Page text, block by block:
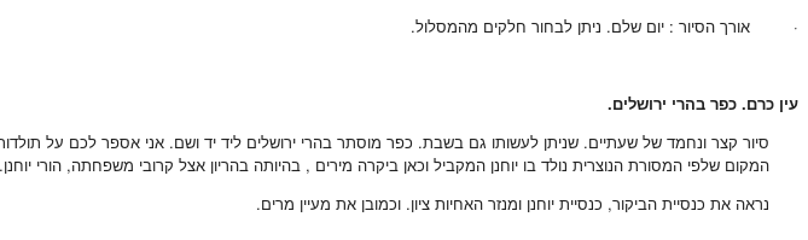
· אורך הסיור : יום שלם. ניתן לבחור חלקים מהמסלול.
עין כרם. כפר בהרי ירושלים.
סיור קצר ונחמד של שעתיים. שניתן לעשותו גם בשבת. כפר מוסתר בהרי ירושלים ליד יד ושם. אני אספר לכם על
המקום שלפי המסורת הנוצרית נולד בו יוחנן המקביל וכאן ביקרה מירים , בהיותה בהריון אצל קרובי משפחתה, הורי יוחנן.
נראה את כנסיית הביקור, כנסיית יוחנן ומנזר האחיות ציון. וכמובן את מעיין מרים.